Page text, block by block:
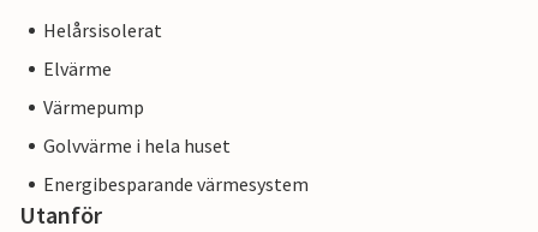
Helårsisolerat
Elvärme
Värmepump
Golvvärme i hela huset
Energibesparande värmesystem
Utanför